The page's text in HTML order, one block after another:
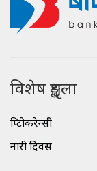
विशेष शृङ्खला
क्रिप्टोकरेन्सी
नारी दिवस